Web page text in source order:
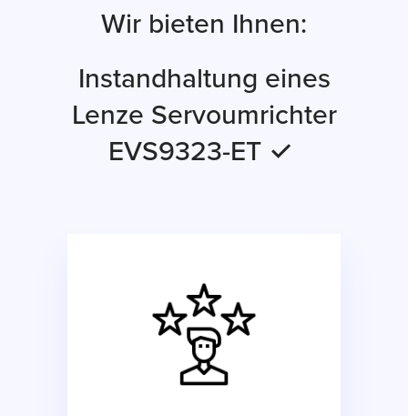
Wir bieten Ihnen:
Instandhaltung eines
Lenze Servoumrichter
EVS9323-ET ✓